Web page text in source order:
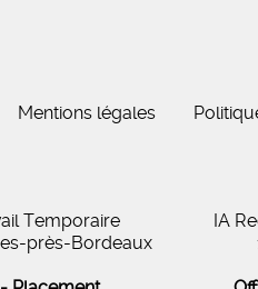
Mentions légales
Temporaire
près-Bordeaux
IA